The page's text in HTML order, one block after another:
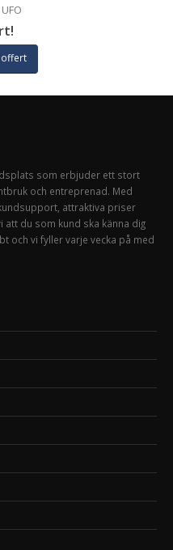
som erbjuder ett stort
och entreprenad. Med
attraktiva priser
du som kund ska känna dig
och vi fyller varje vecka på med